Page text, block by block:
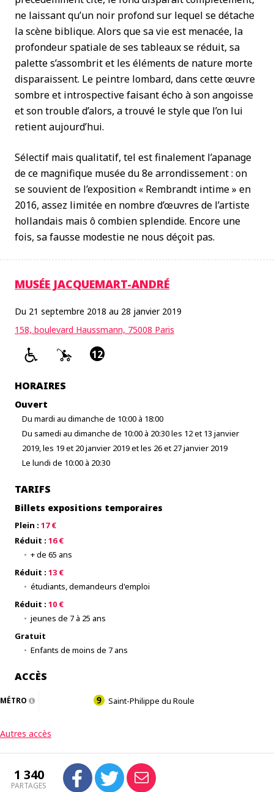
ne laissant qu’un noir profond sur lequel se détache
la scène biblique. Alors que sa vie est menacée, la
profondeur spatiale de ses tableaux se réduit, sa
palette s’assombrit et les éléments de nature morte
disparaissent. Le peintre lombard, dans cette œuvre
sombre et introspective faisant écho à son angoisse
et son trouble d’alors, a trouvé le style que l’on lui
retient aujourd’hui.
Sélectif mais qualitatif, tel est finalement l’apanage
de ce magnifique musée du 8e arrondissement : on
se souvient de l’exposition « Rembrandt intime » en
2016, assez limitée en nombre d’œuvres de l’artiste
hollandais mais ô combien splendide. Encore une
fois, sa fausse modestie ne nous déçoit pas.
MUSÉE JACQUEMART-ANDRÉ
Du 21 septembre 2018 au 28 janvier 2019
158, boulevard Haussmann, 75008 Paris
12
HORAIRES
Ouvert
Du mardi au dimanche de 10:00 à 18:00
Du samedi au dimanche de 10:00 à 20:30 les 12 et 13 janvier
2019, les 19 et 20 janvier 2019 et les 26 et 27 janvier 2019
Le lundi de 10:00 à 20:30
TARIFS
Billets expositions temporaires
Plein : 17 €
Réduit : 16 €
+ de 65 ans
Réduit : 13 €
étudiants, demandeurs d'emploi
Réduit : 10 €
jeunes de 7 à 25 ans
Gratuit
Enfants de moins de 7 ans
ACCÈS
MÉTRO Saint-Philippe du Roule
Autres accès
1 340
PARTAGES